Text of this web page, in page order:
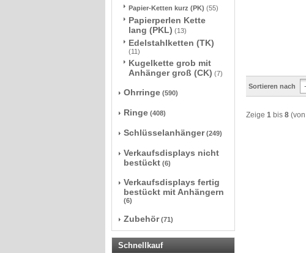
Sortieren nach
Zeige 1 bis 8
Papier-Ketten kurz (PK) (55)
Papierperlen Kette
lang (PKL) (13)
Edelstahlketten (TK)
(11)
Kugelkette grob mit
Anhänger groß (CK) (7)
Ohrringe (590)
Ringe (408)
Schlüsselanhänger (249)
Verkaufsdisplays nicht
bestückt (6)
Verkaufsdisplays fertig
bestückt mit Anhängern
(6)
Zubehör (71)
Schnellkauf